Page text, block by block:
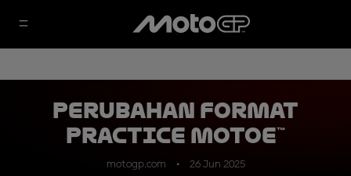
Perubahan Format
Practice MotoE™
motogp.com 26 Jun 2025